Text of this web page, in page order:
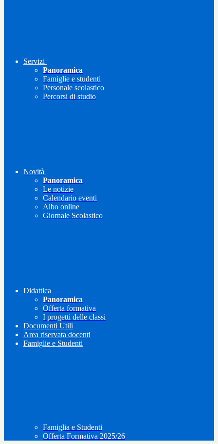
Servizi
Panoramica
Famiglie e studenti
Personale scolastico
Percorsi di studio
Novità
Panoramica
Le notizie
Calendario eventi
Albo online
Giornale Scolastico
Didattica
Panoramica
Offerta formativa
I progetti delle classi
Documenti Utili
Area riservata docenti
Famiglie e Studenti
Famiglia e Studenti
Offerta Formativa 2025/26